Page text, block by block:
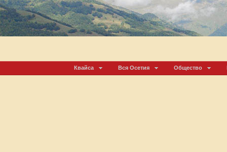
Квайса Вся Осетия Общество